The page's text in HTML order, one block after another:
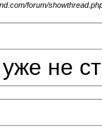
forum/
не